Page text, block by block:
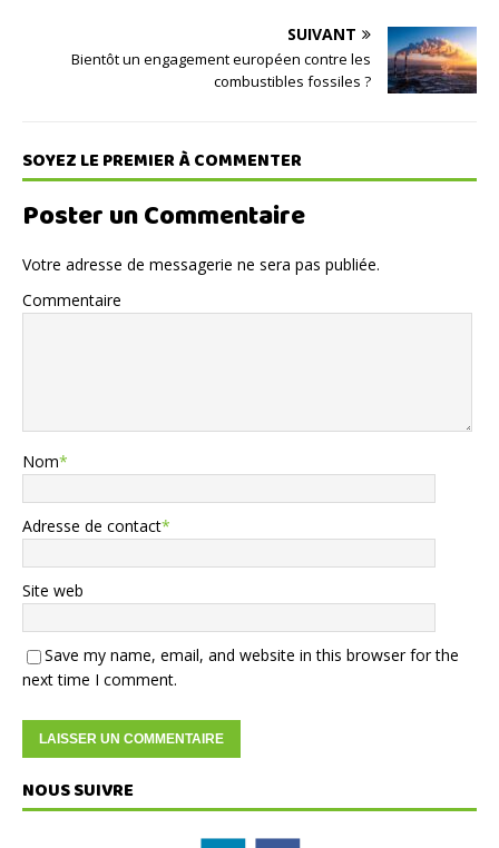
SUIVANT
Bientôt un engagement européen contre les
combustibles fossiles ?
SOYEZ LE PREMIER À COMMENTER
Poster un Commentaire
Votre adresse de messagerie ne sera pas publiée.
Commentaire
Nom*
Adresse de contact*
Site web
Save my name, email, and website in this browser for the
next time I comment.
NOUS SUIVRE